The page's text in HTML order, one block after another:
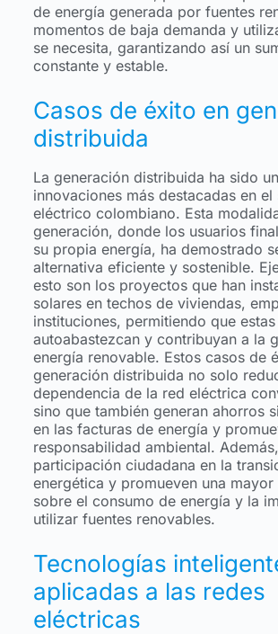
de energía generada por fuentes
momentos de baja demanda y
se necesita, garantizando así un
constante y estable.
Casos de éxito en
distribuida
La generación distribuida ha sido
innovaciones más destacadas en el
eléctrico colombiano. Esta
generación, donde los usuarios
su propia energía, ha demostrado
alternativa eficiente y sostenible.
esto son los proyectos que han
solares en techos de viviendas,
instituciones, permitiendo que estas
autoabastezcan y contribuyan a la
energía renovable. Estos casos de
generación distribuida no solo
dependencia de la red eléctrica
sino que también generan ahorros
en las facturas de energía y
responsabilidad ambiental.
participación ciudadana en la
energética y promueven una mayor
sobre el consumo de energía y la
utilizar fuentes renovables.
Tecnologías
aplicadas a las redes
eléctricas